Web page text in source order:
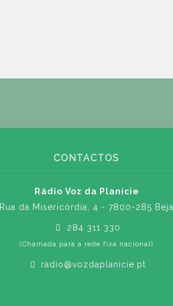
CONTACTOS
Rádio Voz da Planície
Rua da Misericórdia, 4 - 7800-285 Beja
284 311 330
(Chamada para a rede fixa nacional)
radio@vozdaplanicie.pt